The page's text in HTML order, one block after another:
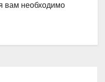
вам необходимо